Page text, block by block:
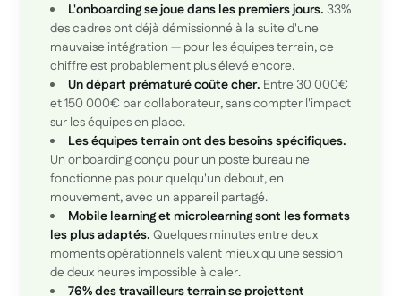
L'onboarding se joue dans les premiers jours. 33%
des cadres ont déjà démissionné à la suite d'une
mauvaise intégration — pour les équipes terrain, ce
chiffre est probablement plus élevé encore.
Un départ prématuré coûte cher. Entre 30 000€
et 150 000€ par collaborateur, sans compter l'impact
sur les équipes en place.
Les équipes terrain ont des besoins spécifiques.
Un onboarding conçu pour un poste bureau ne
fonctionne pas pour quelqu'un debout, en
mouvement, avec un appareil partagé.
Mobile learning et microlearning sont les formats
les plus adaptés. Quelques minutes entre deux
moments opérationnels valent mieux qu'une session
de deux heures impossible à caler.
76% des travailleurs terrain se projettent